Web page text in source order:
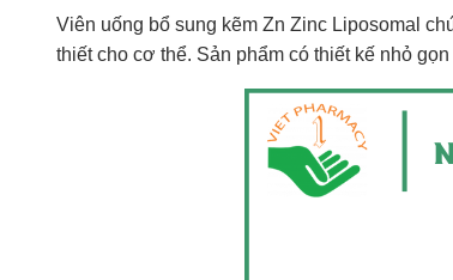
Viên uống bổ sung kẽm Zn Zinc Liposomal
thiết cho cơ thể. Sản phẩm có thiết kế nhỏ